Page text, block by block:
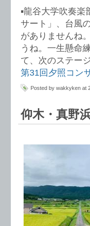
▪️龍谷大学吹奏
サート」、台風
がありませんね
うね。一生懸命
て、次のステー
第31回夕照コン
Posted by wakkyken at
仰木・真野